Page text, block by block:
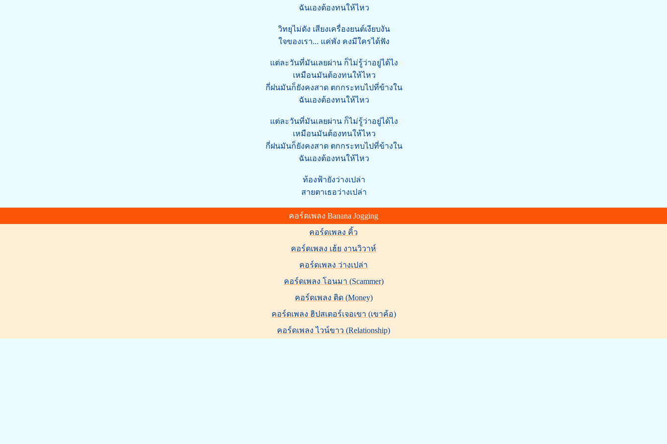
ฉันเองต้องทนให้ไหว
วิทยุไม่ดัง เสียงเครื่องยนต์เงียบงัน
ใจของเรา... แค่พัง คงมีใครได้ฟัง
แต่ละวันที่มันเลยผ่าน ก็ไม่รู้ว่าอยู่ได้ไง
เหมือนมันต้องทนให้ไหว
กี่ฝนมันก็ยังคงสาด ตกกระทบไปที่ข้างใน
ฉันเองต้องทนให้ไหว
แต่ละวันที่มันเลยผ่าน ก็ไม่รู้ว่าอยู่ได้ไง
เหมือนมันต้องทนให้ไหว
กี่ฝนมันก็ยังคงสาด ตกกระทบไปที่ข้างใน
ฉันเองต้องทนให้ไหว
ท้องฟ้ายังว่างเปล่า
สายตาเธอว่างเปล่า
คอร์ดเพลง Banana Jogging
คอร์ดเพลง คิ้ว
คอร์ดเพลง เฮ้ย งานวิวาห์
คอร์ดเพลง ว่างเปล่า
คอร์ดเพลง โอนมา (Scammer)
คอร์ดเพลง ติด (Money)
คอร์ดเพลง ฮิปสเตอร์เจอเขา (เขาค้อ)
คอร์ดเพลง ไวน์ขาว (Relationship)